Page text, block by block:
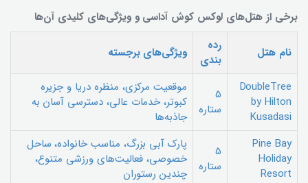
برخی از هتل‌های لوکس کوش آداسی و ویژگی‌های کلیدی آن‌ها
نام هتل
رده
بندی
ویژگی‌های برجسته
DoubleTree
by Hilton
Kusadasi
5
ستاره
موقعیت مرکزی، منظره دریا و جزیره
کبوتر، خدمات عالی، دسترسی آسان به
جاذبه‌ها
Pine Bay
Holiday
Resort
5
ستاره
پارک آبی بزرگ، مناسب خانواده، ساحل
خصوصی، فعالیت‌های ورزشی متنوع،
چندین رستوران